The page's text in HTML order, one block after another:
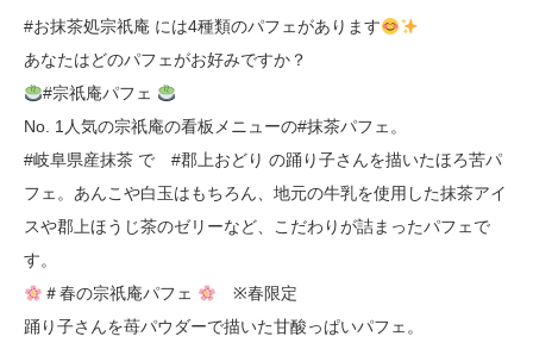
#お抹茶処宗祇庵 には4種類のパフェがあります
あなたはどのパフェがお好みですか？
#宗祇庵パフェ
No. 1人気の宗祇庵の看板メニューの#抹茶パフェ。
#岐阜県産抹茶 で #郡上おどり の踊り子さんを描いたほろ苦パ
フェ。あんこや白玉はもちろん、地元の牛乳を使用した抹茶アイ
スや郡上ほうじ茶のゼリーなど、こだわりが詰まったパフェで
す。
＃春の宗祇庵パフェ
※春限定
踊り子さんを苺パウダーで描いた甘酸っぱいパフェ。